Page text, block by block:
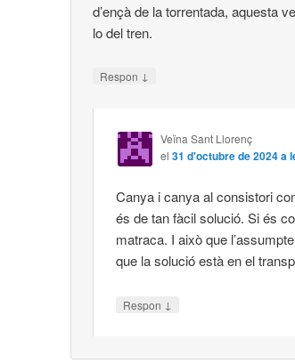
d’ençà de la torrentada, aquesta
lo del tren.
Respon ↓
Veïna Sant Llorenç
el 31 d'octubre de 2024 a
Canya i canya al consistori
és de tan fàcil solució. Si és
matraca. I això que
que la solució està en el
Respon ↓